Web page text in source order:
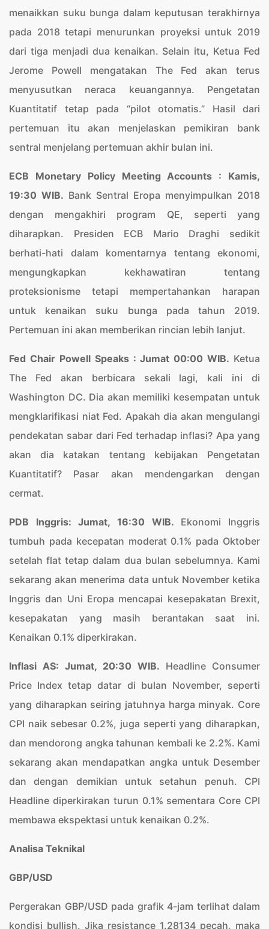
menaikkan suku bunga dalam keputusan terakhirnya
pada 2018 tetapi menurunkan proyeksi untuk 2019
dari tiga menjadi dua kenaikan. Selain itu, Ketua Fed
Jerome Powell mengatakan The Fed akan terus
menyusutkan neraca keuangannya. Pengetatan
Kuantitatif tetap pada “pilot otomatis.” Hasil dari
pertemuan itu akan menjelaskan pemikiran bank
sentral menjelang pertemuan akhir bulan ini.
ECB Monetary Policy Meeting Accounts : Kamis,
19:30 WIB. Bank Sentral Eropa menyimpulkan 2018
dengan mengakhiri program QE, seperti yang
diharapkan. Presiden ECB Mario Draghi sedikit
berhati-hati dalam komentarnya tentang ekonomi,
mengungkapkan kekhawatiran tentang
proteksionisme tetapi mempertahankan harapan
untuk kenaikan suku bunga pada tahun 2019.
Pertemuan ini akan memberikan rincian lebih lanjut.
Fed Chair Powell Speaks : Jumat 00:00 WIB. Ketua
The Fed akan berbicara sekali lagi, kali ini di
Washington DC. Dia akan memiliki kesempatan untuk
mengklarifikasi niat Fed. Apakah dia akan mengulangi
pendekatan sabar dari Fed terhadap inflasi? Apa yang
akan dia katakan tentang kebijakan Pengetatan
Kuantitatif? Pasar akan mendengarkan dengan
cermat.
PDB Inggris: Jumat, 16:30 WIB. Ekonomi Inggris
tumbuh pada kecepatan moderat 0.1% pada Oktober
setelah flat tetap dalam dua bulan sebelumnya. Kami
sekarang akan menerima data untuk November ketika
Inggris dan Uni Eropa mencapai kesepakatan Brexit,
kesepakatan yang masih berantakan saat ini.
Kenaikan 0.1% diperkirakan.
Inflasi AS: Jumat, 20:30 WIB. Headline Consumer
Price Index tetap datar di bulan November, seperti
yang diharapkan seiring jatuhnya harga minyak. Core
CPI naik sebesar 0.2%, juga seperti yang diharapkan,
dan mendorong angka tahunan kembali ke 2.2%. Kami
sekarang akan mendapatkan angka untuk Desember
dan dengan demikian untuk setahun penuh. CPI
Headline diperkirakan turun 0.1% sementara Core CPI
membawa ekspektasi untuk kenaikan 0.2%.
Analisa Teknikal
GBP/USD
Pergerakan GBP/USD pada grafik 4-jam terlihat dalam
kondisi bullish. Jika resistance 1.28134 pecah, maka